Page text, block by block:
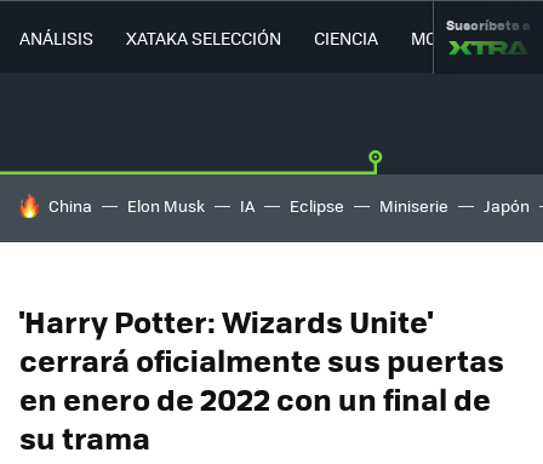
ANÁLISIS XATAKA SELECCIÓN CIENCIA MOVILIDAD
Suscríbete a
HOY SE HABLA DE
China Elon Musk IA Eclipse Miniserie Japón
'Harry Potter: Wizards Unite'
cerrará oficialmente sus puertas
en enero de 2022 con un final de
su trama